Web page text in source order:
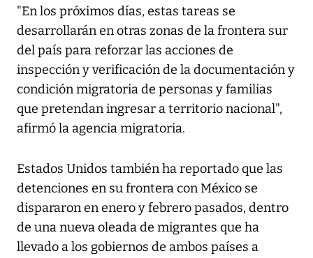
"En los próximos días, estas tareas se
desarrollarán en otras zonas de la frontera sur
del país para reforzar las acciones de
inspección y verificación de la documentación y
condición migratoria de personas y familias
que pretendan ingresar a territorio nacional",
afirmó la agencia migratoria.
Estados Unidos también ha reportado que las
detenciones en su frontera con México se
dispararon en enero y febrero pasados, dentro
de una nueva oleada de migrantes que ha
llevado a los gobiernos de ambos países a